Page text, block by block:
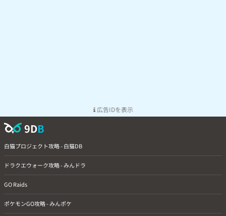
広告IDを表示
9DB
白猫プロジェクト攻略 - 白猫DB
ドラクエウォーク攻略 - みんドラ
GO Raids
ポケモンGO攻略 - みんポケ